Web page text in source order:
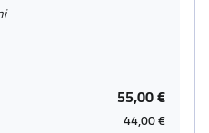
55,00 €
44,00 €